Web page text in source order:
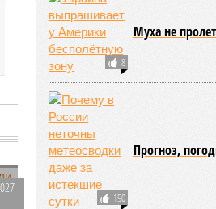
8
Муха не
150
Прогноз,